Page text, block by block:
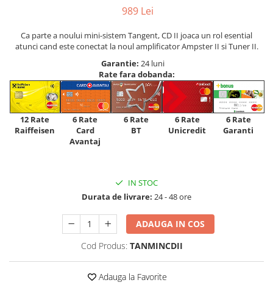
989 Lei
Ca parte a noului mini-sistem Tangent, CD II joaca un rol esential
atunci cand este conectat la noul amplificator Ampster II si Tuner II.
Garantie: 24 luni
Rate fara dobanda:
12 Rate
Raiffeisen
6 Rate
Card
Avantaj
6 Rate
BT
6 Rate
Unicredit
6 Rate
Garanti
IN STOC
Durata de livrare: 24 - 48 ore
ADAUGA IN COS
Cod Produs: TANMINCDII
Adauga la Favorite